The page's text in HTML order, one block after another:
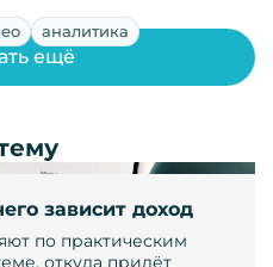
аналитика
зависит доход
по практическим
откуда придёт
ещё